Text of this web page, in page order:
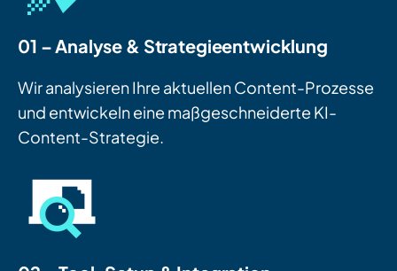
01 – Analyse & Strategieentwicklung
Wir analysieren Ihre aktuellen Content-Prozesse
und entwickeln eine maßgeschneiderte KI-
Content-Strategie.